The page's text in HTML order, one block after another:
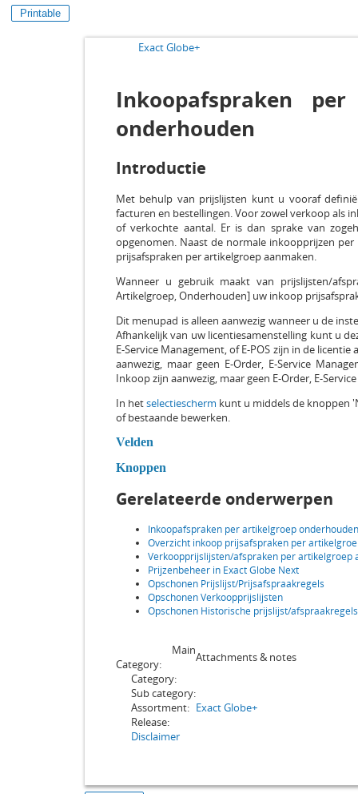
Printable
Exact Globe+
Inkoopafspraken
onderhouden
Introductie
Met behulp van prijslijsten kunt u vooraf
facturen en bestellingen. Voor zowel verkoop als
of verkochte aantal. Er is dan sprake van
opgenomen. Naast de normale inkoopprijzen
prijsafspraken per artikelgroep aanmaken.
Wanneer u gebruik maakt van prijslijsten/
Artikelgroep, Onderhouden] uw inkoop
Dit menupad is alleen aanwezig wanneer u de
Afhankelijk van uw licentiesamenstelling kunt u
E-Service Management, of E-POS zijn in de licentie
aanwezig, maar geen E-Order, E-Service
Inkoop zijn aanwezig, maar geen E-Order, E-
In hetselectiescherm kunt u middels de knoppen
of bestaande bewerken.
Velden
Knoppen
Gerelateerde onderwerpen
Inkoopafspraken per artikelgroep onderhouden
Overzicht inkoop prijsafspraken per
Verkoopprijslijsten/afspraken per artikelgroep
Prijzenbeheer in Exact Globe Next
Opschonen Prijslijst/Prijsafspraakregels
Opschonen Verkoopprijslijsten
Opschonen Historische prijslijst/afspraakregels
Main
Category:
Attachments & notes
Category:
Sub category:
Assortment: Exact Globe+
Release:
Disclaimer